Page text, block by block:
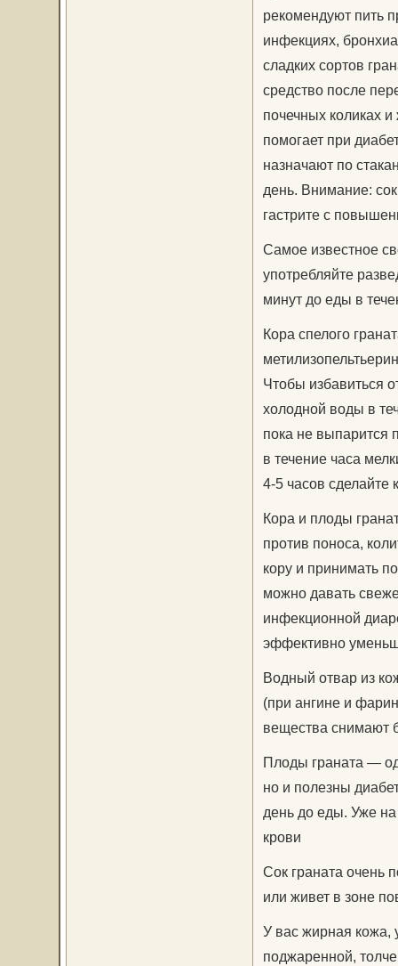
рекомендуют пить
инфекциях,
сладких сортов
средство после
почечных коликах
помогает при
назначают по
день. Внимание:
гастрите с
Самое известное
употребляйте
минут до еды в
Кора спелого
Чтобы избавиться
холодной воды в
пока не выпарится
в течение часа
4-5 часов сделайте
Кора и плоды
против поноса,
кору и принимать
можно давать
инфекционной
эффективно
Водный отвар из
(при ангине и
вещества снимают
Плоды граната —
но и полезны
день до еды. Уже на
крови
Сок граната очень
или живет в зоне
У вас жирная кожа,
поджаренной,